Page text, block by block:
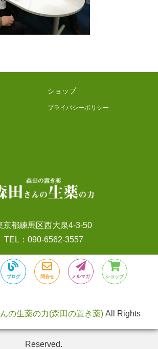
ショップ
プライバシーポリシー
京都練馬区西大泉4-3-50
TEL：090-6562-3557
ブログ 問合せ メルマガ ショップ
の生薬の力(森田の置き薬)All Rights
Reserved.